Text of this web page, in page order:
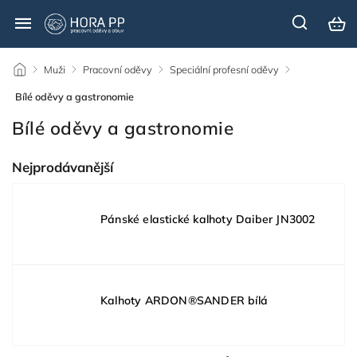
/ Muži / Pracovní oděvy / Speciální profesní oděvy /
Bílé oděvy a gastronomie
Bílé oděvy a gastronomie
Nejprodávanější
Pánské elastické kalhoty Daiber JN3002
Kalhoty ARDON®SANDER bílá